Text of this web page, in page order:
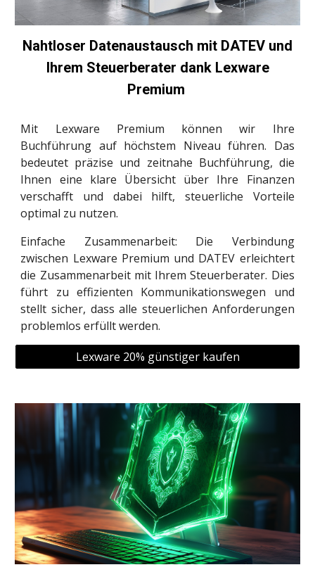
Nahtloser Datenaustausch mit DATEV und
Ihrem Steuerberater dank Lexware
Premium
Mit Lexware Premium können wir Ihre
Buchführung auf höchstem Niveau führen. Das
bedeutet präzise und zeitnahe Buchführung, die
Ihnen eine klare Übersicht über Ihre Finanzen
verschafft und dabei hilft, steuerliche Vorteile
optimal zu nutzen.
Einfache Zusammenarbeit: Die Verbindung
zwischen Lexware Premium und DATEV erleichtert
die Zusammenarbeit mit Ihrem Steuerberater. Dies
führt zu effizienten Kommunikationswegen und
stellt sicher, dass alle steuerlichen Anforderungen
problemlos erfüllt werden.
Lexware 20% günstiger kaufen